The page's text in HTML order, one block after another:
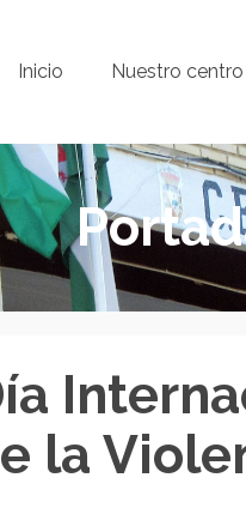
Inicio Nuestro centro
la